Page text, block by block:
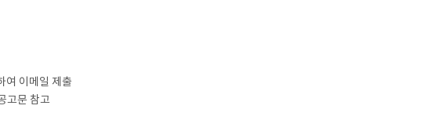
여 이메일 제출
고문 참고